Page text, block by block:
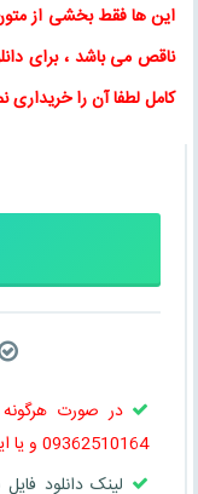
این ها فقط بخشی از
ناقص می باشد ، برای
کامل لطفا آن را خریداری
در صورت
09362510164 و یا ایدی salimdabes1 پیغام ارسال نمایید.
لینک دانلود